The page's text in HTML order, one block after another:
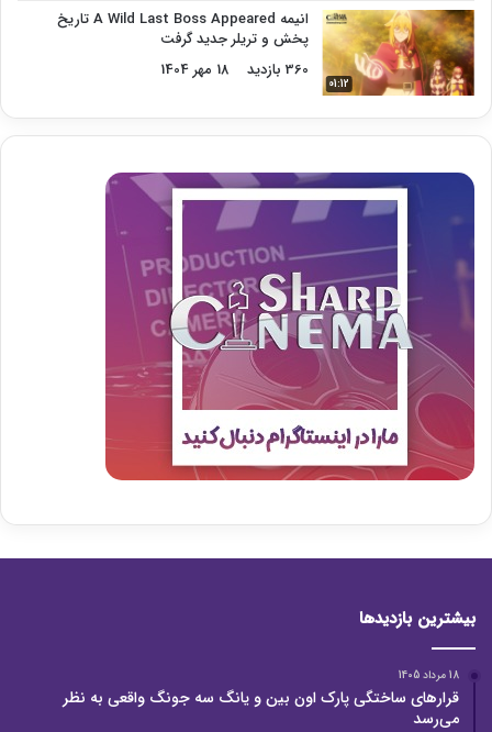
01:12
انیمه A Wild Last Boss Appeared تاریخ
پخش و تریلر جدید گرفت
360 بازدید
18 مهر 1404
بیشترین بازدیدها
18 مرداد 1405
قرارهای ساختگی پارک اون بین و یانگ سه جونگ واقعی به نظر
می‌رسد